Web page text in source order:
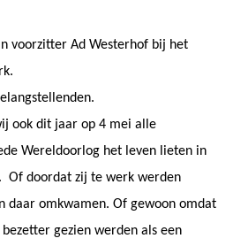
voorzitter Ad Westerhof bij het
ook dit jaar op 4 mei alle
Wereldoorlog het leven lieten in
Of doordat zij te werk werden
daar omkwamen. Of gewoon omdat
gezien werden als een